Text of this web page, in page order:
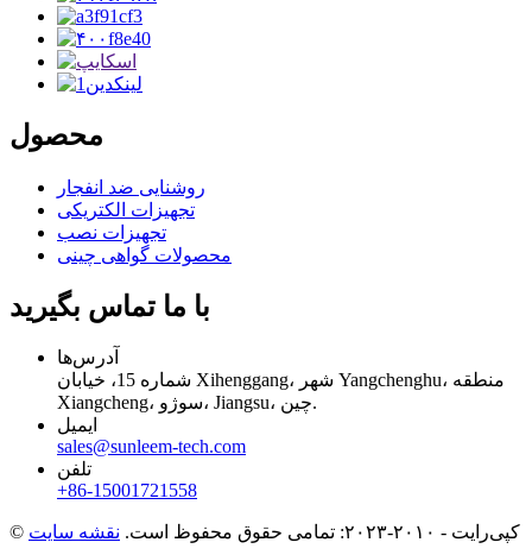
محصول
روشنایی ضد انفجار
تجهیزات الکتریکی
تجهیزات نصب
محصولات گواهی چینی
با ما تماس بگیرید
آدرس‌ها
شماره 15، خیابان Xihenggang، شهر Yangchenghu، منطقه
Xiangcheng، سوژو، Jiangsu، چین.
ایمیل
sales@sunleem-tech.com
تلفن
‎+86-15001721558‎
© کپی‌رایت - ۲۰۱۰-۲۰۲۳: تمامی حقوق محفوظ است. نقشه سایت